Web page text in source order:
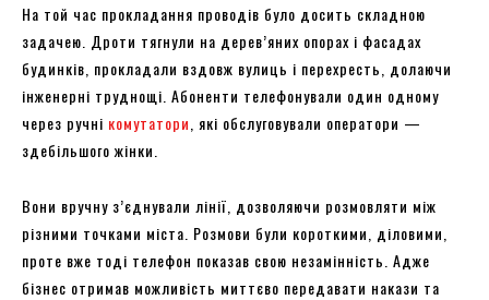
На той час прокладання проводів було досить складною
задачею. Дроти тягнули на дерев’яних опорах і фасадах
будинків, прокладали вздовж вулиць і перехресть, долаючи
інженерні труднощі. Абоненти телефонували один одному
через ручні комутатори , які обслуговували оператори —
здебільшого жінки.
Вони вручну з’єднували лінії, дозволяючи розмовляти між
різними точками міста. Розмови були короткими, діловими,
проте вже тоді телефон показав свою незамінність. Адже
бізнес отримав можливість миттєво передавати накази та